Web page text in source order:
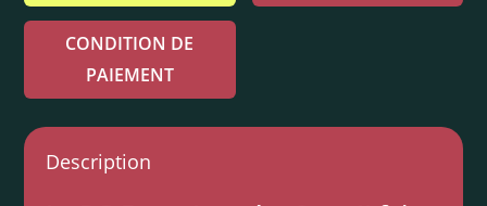
CONDITION DE
PAIEMENT
Description